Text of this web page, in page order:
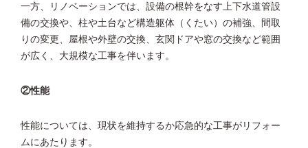
一方、リノベーションでは、設備の根幹をなす上下水道管設
備の交換や、柱や土台など構造躯体（くたい）の補強、間取
りの変更、屋根や外壁の交換、玄関ドアや窓の交換など範囲
が広く、大規模な工事を伴います。
②性能
性能については、現状を維持するか応急的な工事がリフォー
ムにあたります。